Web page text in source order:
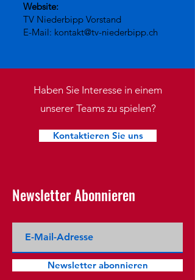
Website:
TV Niederbipp Vorstand
E-Mail: kontakt@tv-niederbipp.ch
Haben Sie Interesse in einem
unserer Teams zu spielen?
Kontaktieren Sie uns
Newsletter Abonnieren
Newsletter abonnieren